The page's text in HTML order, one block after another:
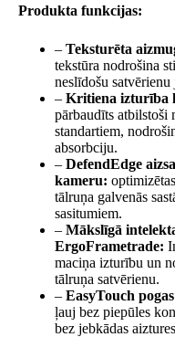
Produkta funkcijas:
– Teksturēta
tekstūra nodrošina
neslīdošu
– Kritiena izturība
pārbaudīts atbilstoši
standartiem,
absorbciju.
– DefendEdge
kameru:
tālruņa galvenās
sasitumiem.
– Mākslīgā
ErgoFrametrade:
maciņa izturību un
tālruņa satvērienu.
– EasyTouch
ļauj bez piepūles
bez jebkādas